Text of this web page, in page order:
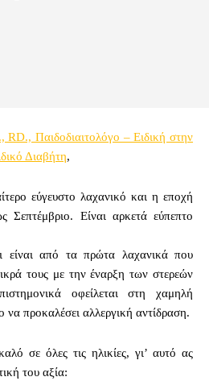
Παιδοδιαιτολόγο – Ειδική στην
Διαβήτη,
εύγευστο λαχανικό και η εποχή
Σεπτέμβριο. Είναι αρκετά εύπεπτο
είναι από τα πρώτα λαχανικά που
τους με την έναρξη των στερεών
οφείλεται στη χαμηλή
να προκαλέσει αλλεργική αντίδραση.
σε όλες τις ηλικίες, γι’ αυτό ας
του αξία: